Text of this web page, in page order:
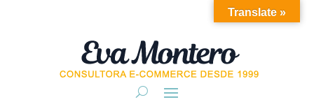
Translate »